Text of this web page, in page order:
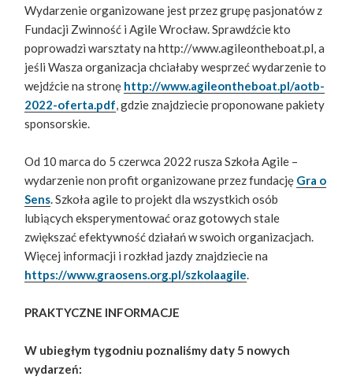
Wydarzenie organizowane jest przez grupę pasjonatów z
Fundacji Zwinność i Agile Wrocław. Sprawdźcie kto
poprowadzi warsztaty na http://www.agileontheboat.pl, a
jeśli Wasza organizacja chciałaby wesprzeć wydarzenie to
wejdźcie na stronę http://www.agileontheboat.pl/aotb-
2022-oferta.pdf, gdzie znajdziecie proponowane pakiety
sponsorskie.
Od 10 marca do 5 czerwca 2022 rusza Szkoła Agile –
wydarzenie non profit organizowane przez fundację Gra o
Sens. Szkoła agile to projekt dla wszystkich osób
lubiących eksperymentować oraz gotowych stale
zwiększać efektywność działań w swoich organizacjach.
Więcej informacji i rozkład jazdy znajdziecie na
https://www.graosens.org.pl/szkolaagile.
PRAKTYCZNE INFORMACJE
W ubiegłym tygodniu poznaliśmy daty 5 nowych
wydarzeń: